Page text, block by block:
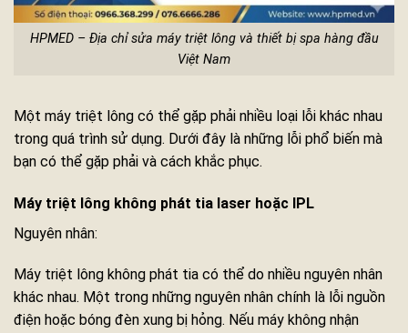
HPMED – Địa chỉ sửa máy triệt lông và thiết bị spa hàng đầu
Việt Nam
Một máy triệt lông có thể gặp phải nhiều loại lỗi khác nhau
trong quá trình sử dụng. Dưới đây là những lỗi phổ biến mà
bạn có thể gặp phải và cách khắc phục.
Máy triệt lông không phát tia laser hoặc IPL
Nguyên nhân:
Máy triệt lông không phát tia có thể do nhiều nguyên nhân
khác nhau. Một trong những nguyên nhân chính là lỗi nguồn
điện hoặc bóng đèn xung bị hỏng. Nếu máy không nhận